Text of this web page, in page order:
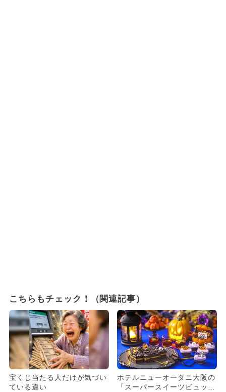
こちらもチェック！（関連記事）
宝くじ当たる人だけが気づい
ている違い
ホテルニューオータニ大阪の
「スーパースイーツビュッフ